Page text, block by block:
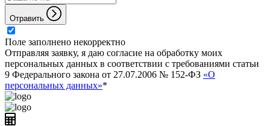
Отравить
Поле заполнено некорректно
Отправляя заявку, я даю согласие на обработку моих
персональных данных в соответствии с требованиями статьи
9 Федерального закона от 27.07.2006 № 152-ФЗ «О
персональных данных»*